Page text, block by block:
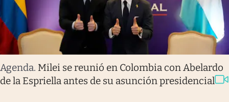
Agenda. Milei se reunió en Colombia con Abelardo
de la Espriella antes de su asunción presidencial